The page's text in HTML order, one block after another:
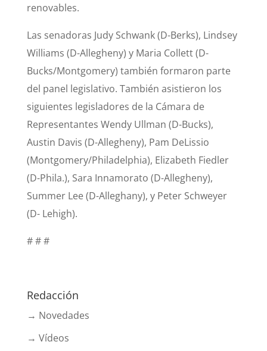
renovables.
Las senadoras Judy Schwank (D-Berks), Lindsey
Williams (D-Allegheny) y Maria Collett (D-
Bucks/Montgomery) también formaron parte
del panel legislativo. También asistieron los
siguientes legisladores de la Cámara de
Representantes Wendy Ullman (D-Bucks),
Austin Davis (D-Allegheny), Pam DeLissio
(Montgomery/Philadelphia), Elizabeth Fiedler
(D-Phila.), Sara Innamorato (D-Allegheny),
Summer Lee (D-Alleghany), y Peter Schweyer
(D- Lehigh).
# # #
Redacción
→ Novedades
→ Vídeos